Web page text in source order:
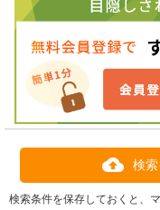
検
検索条件を保存しておくと、